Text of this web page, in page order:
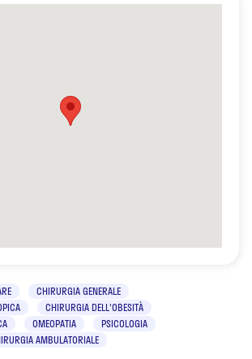
CHIRURGIA GENERALE
CHIRURGIA DELL'OBESITÀ
OMEOPATIA
PSICOLOGIA
AMBULATORIALE